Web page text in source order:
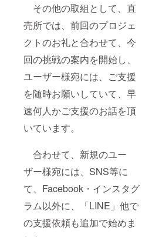
その他の取組として、直
売所では、前回のプロジェ
クトのお礼と合わせて、今
回の挑戦の案内を開始し、
ユーザー様宛には、ご支援
を随時お願いしていて、早
速何人かご支援のお話を頂
いています。
合わせて、新規のユー
ザー様宛には、SNS等に
て、Facebook・インスタグ
ラム以外に、「LINE」他で
の支援依頼も追加で始めま